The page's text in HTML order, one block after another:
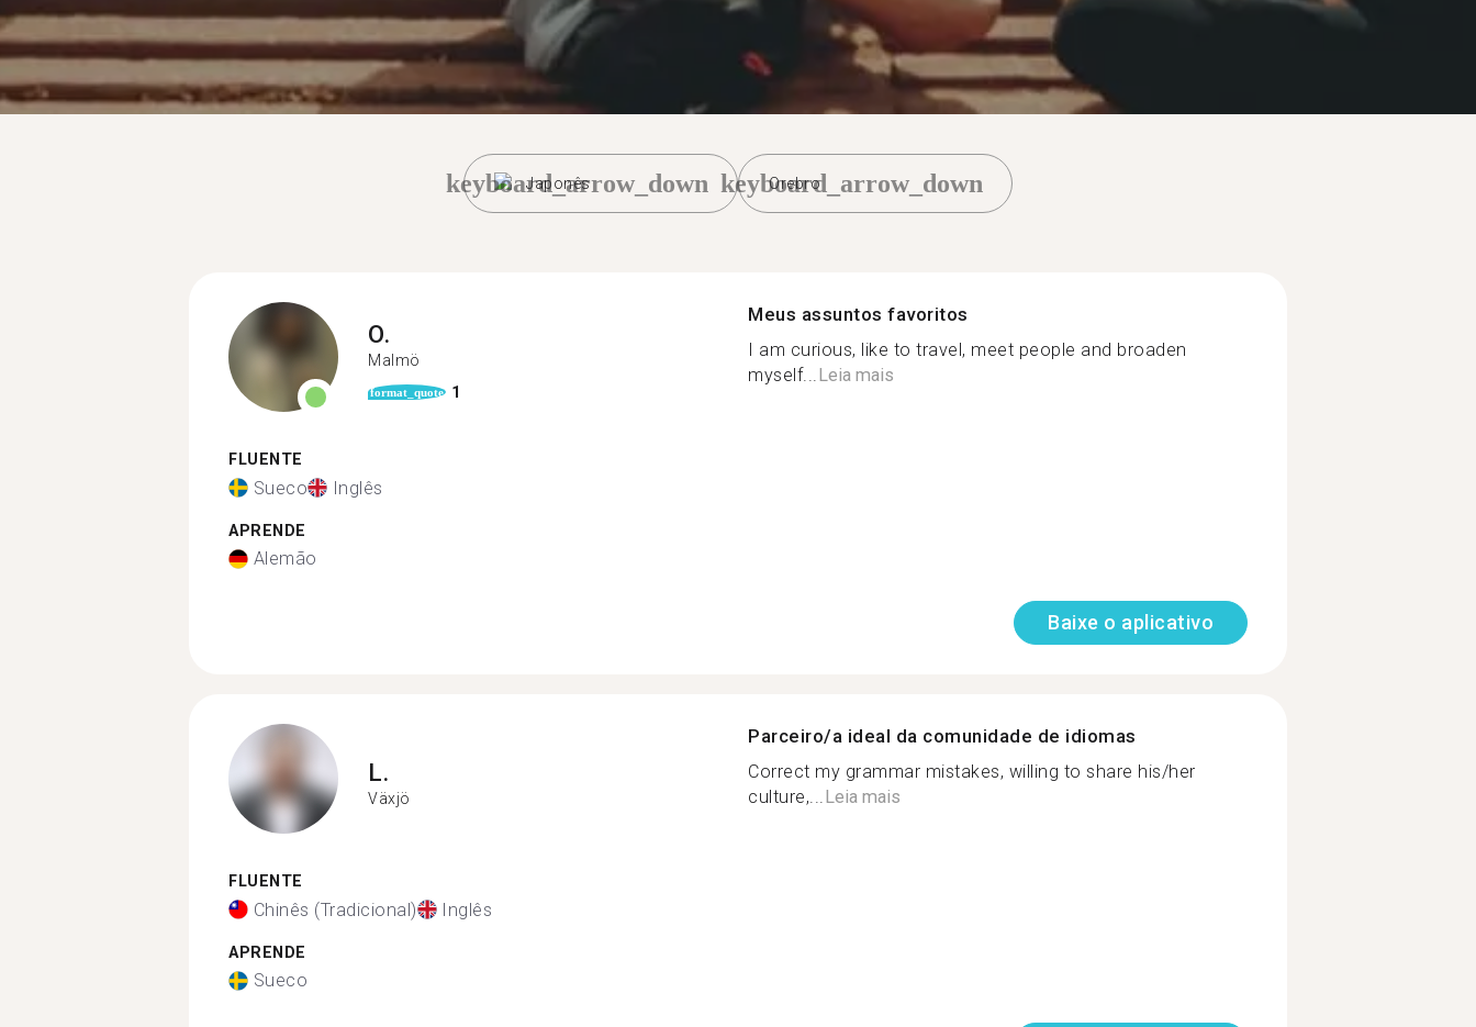
Japonês
keyboard_arrow_down Orebro
keyboard_arrow_down
O.
Malmö
format_quote 1
FLUENTE
Sueco Inglês
APRENDE
Alemão
Meus assuntos favoritos
I am curious, like to travel, meet people and broaden
myself...Leia mais
Baixe o aplicativo
L.
Växjö
FLUENTE
Chinês (Tradicional) Inglês
APRENDE
Sueco
Parceiro/a ideal da comunidade de idiomas
Correct my grammar mistakes, willing to share his/her
culture,...Leia mais